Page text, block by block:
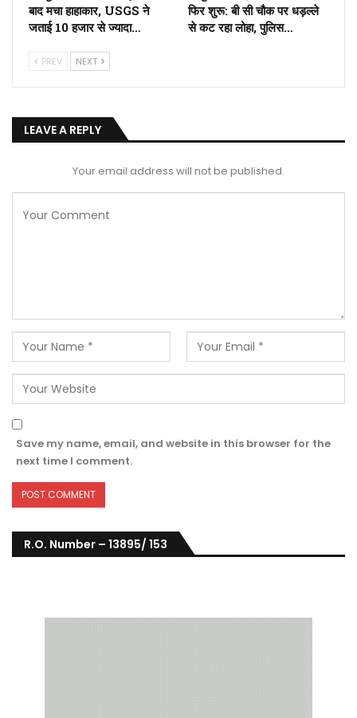
बाद मचा हाहाकार, USGS ने
जताई 10 हजार से ज्यादा…
फिर शुरू: बी सी चौक पर धड़ल्ले
से कट रहा लोहा, पुलिस…
PREV NEXT
LEAVE A REPLY
Your email address will not be published.
Save my name, email, and website in this browser for the
next time I comment.
R.O. Number – 13895/ 153